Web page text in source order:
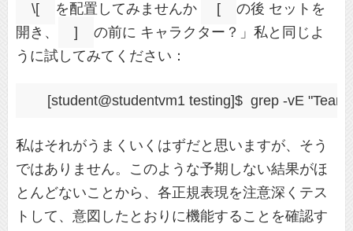
\[
を配置してみませんか [
の後 セットを
開き、
]
の前に キャラクター？」私と同じよ
うに試してみてください：
私はそれがうまくいくはずだと思いますが、そう
ではありません。このような予期しない結果がほ
とんどないことから、各正規表現を注意深くテス
トして、意図したとおりに機能することを確認す